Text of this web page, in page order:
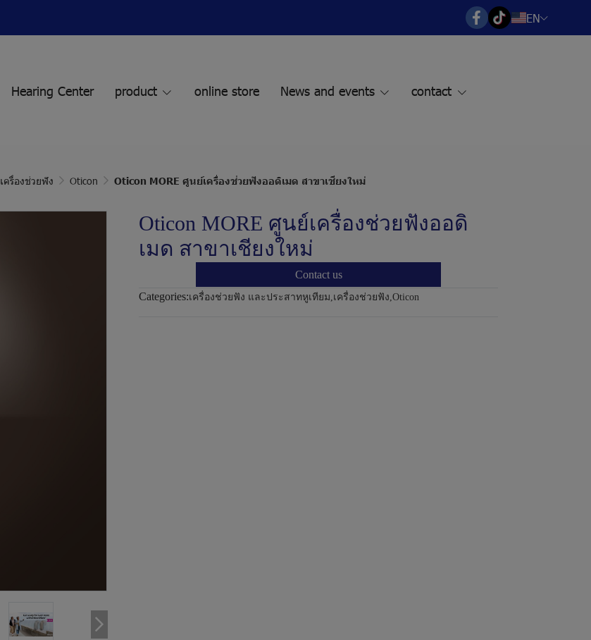
EN
Hearing Center product online store News and events contact
เครื่องช่วยฟัง Oticon Oticon MORE ศูนย์เครื่องช่วยฟังออดิเมด สาขาเชียงใหม่
Oticon MORE ศูนย์เครื่องช่วยฟังออดิ
เมด สาขาเชียงใหม่
Contact us
Categories:เครื่องช่วยฟัง และประสาทหูเทียม,เครื่องช่วยฟัง,Oticon